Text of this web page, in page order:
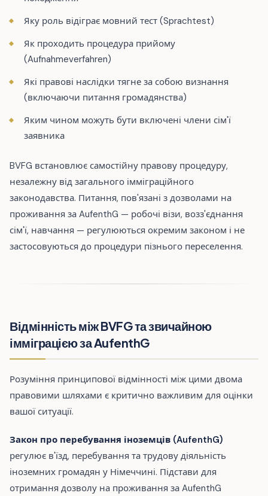
Яку роль відіграє мовний тест (Sprachtest)
Як проходить процедура прийому
(Aufnahmeverfahren)
Які правові наслідки тягне за собою визнання
(включаючи питання громадянства)
Яким чином можуть бути включені члени сім'ї
заявника
BVFG встановлює самостійну правову процедуру,
незалежну від загального імміграційного
законодавства. Питання, пов'язані з дозволами на
проживання за AufenthG — робочі візи, возз'єднання
сім'ї, навчання — регулюються окремим законом і не
застосовуються до процедури пізнього переселення.
Відмінність між BVFG та звичайною
імміграцією за AufenthG
Розуміння принципової відмінності між цими двома
правовими шляхами є критично важливим для оцінки
вашої ситуації.
Закон про перебування іноземців (AufenthG)
регулює в'їзд, перебування та трудову діяльність
іноземних громадян у Німеччині. Підстави для
отримання дозволу на проживання за AufenthG